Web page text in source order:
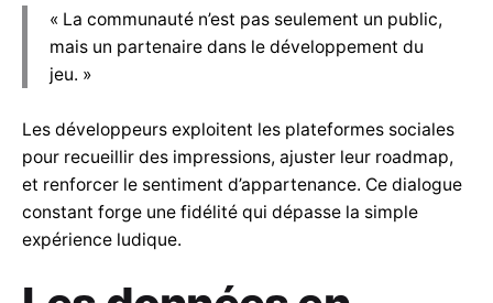
« La communauté n’est pas seulement un public,
mais un partenaire dans le développement du
jeu. »
Les développeurs exploitent les plateformes sociales
pour recueillir des impressions, ajuster leur roadmap,
et renforcer le sentiment d’appartenance. Ce dialogue
constant forge une fidélité qui dépasse la simple
expérience ludique.